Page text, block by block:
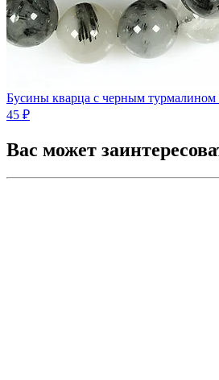
Бусины кварца с черным
45 ₽
Вас может